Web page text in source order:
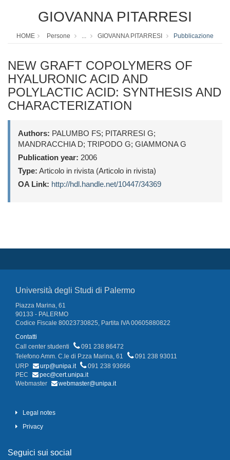
GIOVANNA PITARRESI
HOME Persone ... GIOVANNA PITARRESI Pubblicazione
NEW GRAFT COPOLYMERS OF
HYALURONIC ACID AND
POLYLACTIC ACID: SYNTHESIS AND
CHARACTERIZATION
Authors: PALUMBO FS; PITARRESI G;
MANDRACCHIA D; TRIPODO G; GIAMMONA G
Publication year: 2006
Type: Articolo in rivista (Articolo in rivista)
OA Link: http://hdl.handle.net/10447/34369
Università degli Studi di Palermo
Piazza Marina, 61
90133 - PALERMO
Codice Fiscale 80023730825, Partita IVA 00605880822
Contatti
Call center studenti
091 238 86472
Telefono Amm. C.le di P.zza Marina, 61
091 238 93011
URP
urp@unipa.it
091 238 93666
PEC
pec@cert.unipa.it
Webmaster
webmaster@unipa.it
Legal notes
Privacy
Seguici sui social